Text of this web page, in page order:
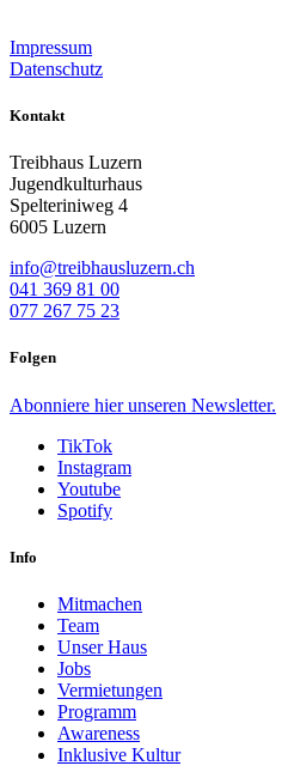
Impressum
Datenschutz
Kontakt
Treibhaus Luzern
Jugendkulturhaus
Spelteriniweg 4
6005 Luzern
info@treibhausluzern.ch
041 369 81 00
077 267 75 23
Folgen
Abonniere hierunseren Newsletter.
TikTok
Instagram
Youtube
Spotify
Info
Mitmachen
Team
Unser Haus
Jobs
Vermietungen
Programm
Awareness
Inklusive Kultur